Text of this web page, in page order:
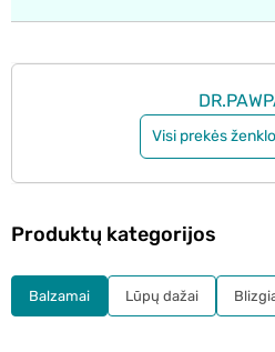
Visi prekės
Produktų kategorijos
Balzamai Lūpų dažai